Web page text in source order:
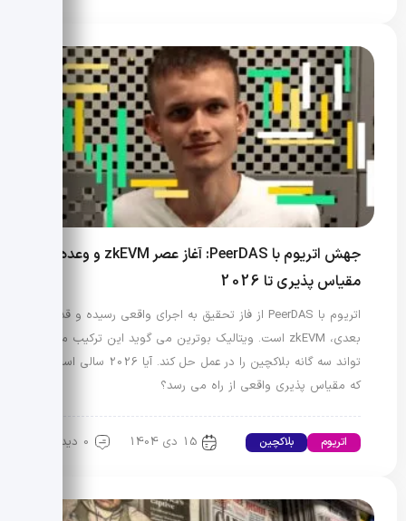
جهش اتریوم با PeerDAS: آغاز عصر zkEVM و وعده
مقیاس پذیری تا 2026
اتریوم با PeerDAS از فاز تحقیق به اجرای واقعی رسیده و قدم
بعدی، zkEVM است. ویتالیک بوترین می گوید این ترکیب می
تواند سه گانه بلاکچین را در عمل حل کند. آیا 2026 سالی است
که مقیاس پذیری واقعی از راه می رسد؟
اتریوم بلاکچین 15 دی 1404 0 دیدگاه